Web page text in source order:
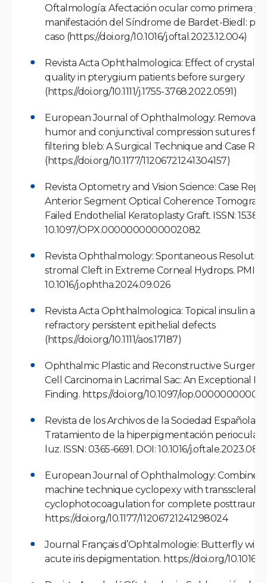
Oftalmología: Afectación ocular como primera y
manifestación del Síndrome de Bardet-Biedl:
caso (https://doi.org/10.1016/j.oftal.2023.12.004)
Revista Acta Ophthalmologica: Effect of
quality in pterygium patients before surgery
(https://doi.org/10.1111/j.1755-3768.2022.0591)
European Journal of Ophthalmology: Removal
humor and conjunctival compression sutures for
filtering bleb: A Surgical Technique and Case
(https://doi.org/10.1177/11206721241304157)
Revista Optometry and Vision Science: Case
Anterior Segment Optical Coherence
Failed Endothelial Keratoplasty Graft. ISSN: 1538-
10.1097/OPX.0000000000002082
Revista Ophthalmology: Spontaneous
stromal Cleft in Extreme Corneal Hydrops. PMID:
10.1016/j.ophtha.2024.09.026
Revista Acta Ophthalmologica: Topical insulin as
refractory persistent epithelial defects
(https://doi.org/10.1111/aos.17187)
Ophthalmic Plastic and Reconstructive Surgery
Cell Carcinoma in Lacrimal Sac: An Exceptional
Finding. https://doi.org/10.1097/
Revista de los Archivos de la Sociedad Española
Tratamiento de la hiperpigmentación periocular
luz. ISSN: 0365-6691. DOI: 10.1016/
European Journal of Ophthalmology: Combined
machine technique cyclopexy with transscleral
cyclophotocoagulation for complete
https://doi.org/10.1177/11206721241298024
Journal Français d’Ophtalmologie: Butterfly
acute iris depigmentation. https://doi.org/10.1016/